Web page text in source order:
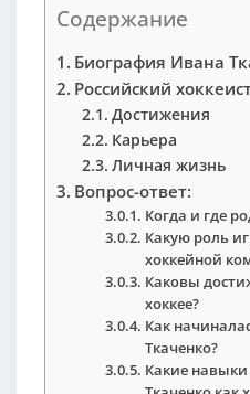
Содержание
Биография Ивана
Российский
Достижения
Карьера
Личная жизнь
Вопрос-ответ:
Когда и где
Какую роль
хоккейной
Каковы
хоккее?
Как
Ткаченко?
Какие